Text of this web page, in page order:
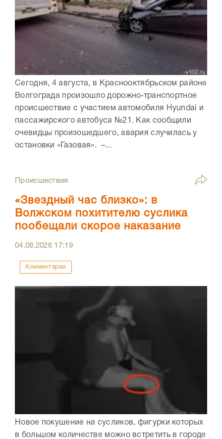
Сегодня, 4 августа, в Краснооктябрьском районе
Волгограда произошло дорожно-транспортное
происшествие с участием автомобиля Hyundai и
пассажирского автобуса №21. Как сообщили
очевидцы произошедшего, авария случилась у
остановки «Газовая». –...
Происшествия
«Звездный час близко»: в
Волжском похитителю суслика
пообещали скорое наказание
04.08.2026 17:19
Комментарии
Новое покушение на сусликов, фигурки которых
в большом количестве можно встретить в городе